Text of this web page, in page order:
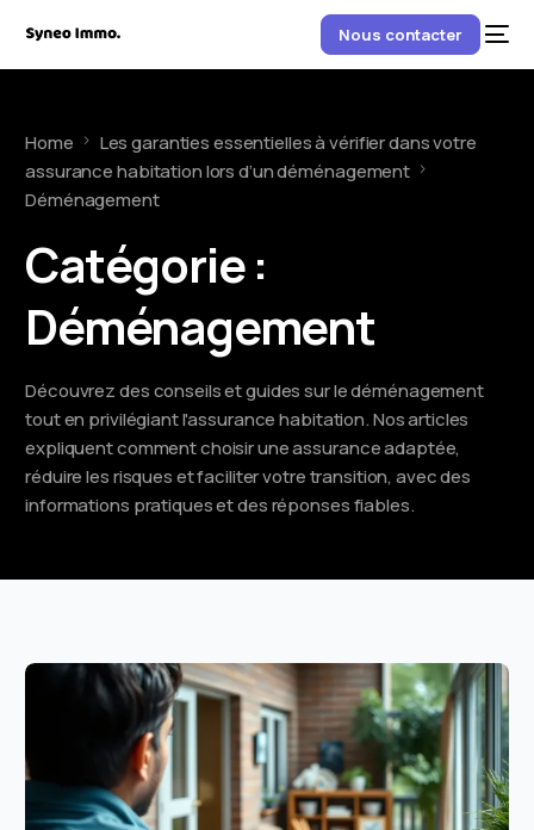
Nous contacter
Home
Les garanties essentielles à vérifier dans votre
assurance habitation lors d’un déménagement
Déménagement
Catégorie :
Déménagement
Découvrez des conseils et guides sur le déménagement
tout en privilégiant l'assurance habitation. Nos articles
expliquent comment choisir une assurance adaptée,
réduire les risques et faciliter votre transition, avec des
informations pratiques et des réponses fiables.